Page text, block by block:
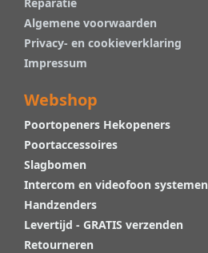
Algemene voorwaarden
Privacy- en cookieverklaring
Impressum
Webshop
Poortopeners Hekopeners
Poortaccessoires
Slagbomen
Intercom en videofoon systemen
Handzenders
Levertijd - GRATIS verzenden
Retourneren